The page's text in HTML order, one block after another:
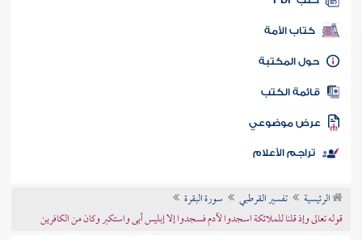
كتب PDF
كتاب الأمة
المكتبة
الكتب
موضوعي
تراجم الأعلام
الرئيسية تفسير القرطبي
سورة البقرة
قوله تعالى وإذ قلنا للملائكة اسجدوا لآدم فسجدوا إلا إبليس أبى واستكبر وكان من الكافرين